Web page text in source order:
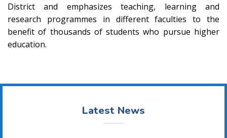
District and emphasizes teaching, learning and
research programmes in different faculties to the
benefit of thousands of students who pursue higher
education.
Latest News